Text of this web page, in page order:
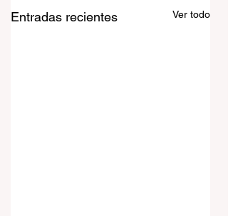
Entradas recientes Ver todo